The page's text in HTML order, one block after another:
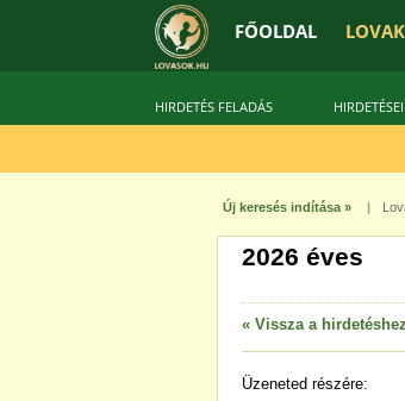
FŐOLDAL LOVAK
HIRDETÉS FELADÁS
Új keresés indítása » |
2026 éves
« Vissza a hirdetéshez
Üzeneted részére: